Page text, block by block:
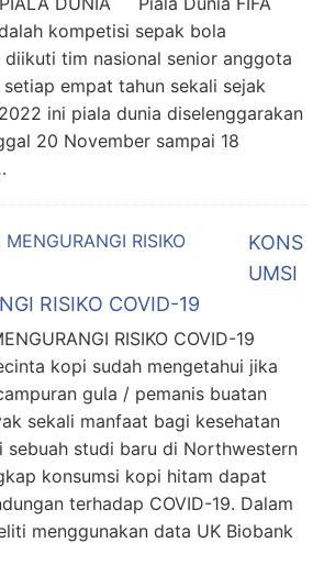
kompetisi sepak bola
diikuti tim nasional senior anggota
empat tahun sekali sejak
ini piala dunia diselenggarakan
20 November sampai 18
KONS
UMSI
RISIKO COVID-19
RISIKO COVID-19
kopi sudah mengetahui jika
gula / pemanis buatan
sekali manfaat bagi kesehatan
sebuah studi baru di Northwestern
konsumsi kopi hitam dapat
terhadap COVID-19. Dalam
menggunakan data UK Biobank